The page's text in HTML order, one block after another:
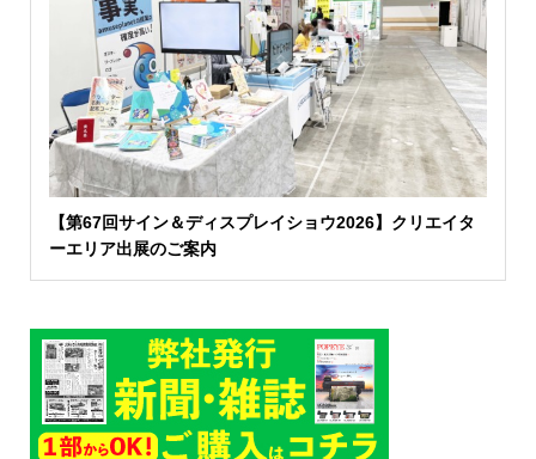
【第67回サイン＆ディスプレイショウ2026】クリエイタ
ーエリア出展のご案内